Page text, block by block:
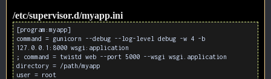
/etc/supervisor.d/myapp.ini
[program:myapp]
command = gunicorn --debug --log-level debug -w 4 -b
127.0.0.1:8000 wsgi:application
; command = twistd web --port 5000 --wsgi wsgi.application
directory = /path/myapp
user = root